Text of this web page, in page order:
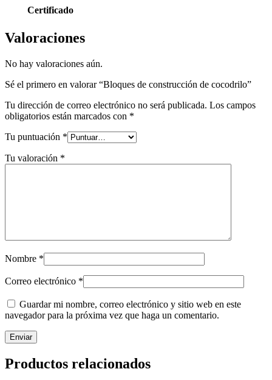
Certificado
Valoraciones
No hay valoraciones aún.
Sé el primero en valorar “Bloques de construcción de cocodrilo”
Tu dirección de correo electrónico no será publicada. Los campos
obligatorios están marcados con *
Tu puntuación *
Tu valoración *
Nombre *
Correo electrónico *
Guardar mi nombre, correo electrónico y sitio web en este
navegador para la próxima vez que haga un comentario.
Productos relacionados